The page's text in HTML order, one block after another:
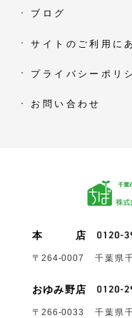
ブログ
サイトのご利用に
プライバシーポリ
お問い合わせ
本 店
〒264-0007 千葉県
おゆみ野店
〒266-0033
千葉県